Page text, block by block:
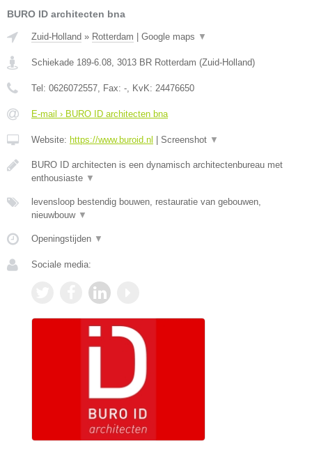
BURO ID architecten bna
Zuid-Holland » Rotterdam Google maps ▼
Schiekade 189-6.08, 3013 BR Rotterdam (Zuid-Holland)
Tel: 0626072557, Fax: -, KvK: 24476650
E-mail › BURO ID architecten bna
Website: https://www.buroid.nl Screenshot ▼
BURO ID architecten is een dynamisch architectenbureau met
enthousiaste ▼
levensloop bestendig bouwen, restauratie van gebouwen,
nieuwbouw ▼
Openingstijden ▼
Sociale media: